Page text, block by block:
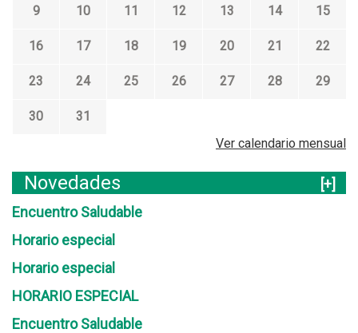
9 10 11 12 13 14 15
16 17 18 19 20 21 22
23 24 25 26 27 28 29
30
31
Ver calendario mensual
Novedades
[+]
Encuentro Saludable
Horario especial
Horario especial
HORARIO ESPECIAL
Encuentro Saludable